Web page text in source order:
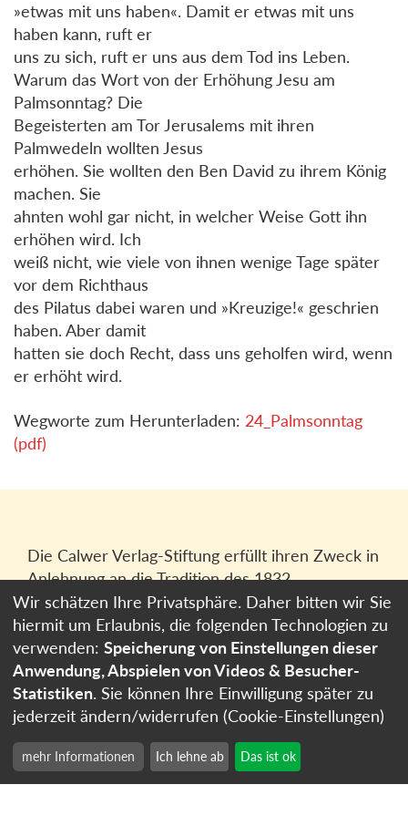
»etwas mit uns haben«. Damit er etwas mit uns
haben kann, ruft er
uns zu sich, ruft er uns aus dem Tod ins Leben.
Warum das Wort von der Erhöhung Jesu am
Palmsonntag? Die
Begeisterten am Tor Jerusalems mit ihren
Palmwedeln wollten Jesus
erhöhen. Sie wollten den Ben David zu ihrem König
machen. Sie
ahnten wohl gar nicht, in welcher Weise Gott ihn
erhöhen wird. Ich
weiß nicht, wie viele von ihnen wenige Tage später
vor dem Richthaus
des Pilatus dabei waren und »Kreuzige!« geschrien
haben. Aber damit
hatten sie doch Recht, dass uns geholfen wird, wenn
er erhöht wird.
Wegworte zum Herunterladen: 24_Palmsonntag
(pdf)
Die Calwer Verlag-Stiftung erfüllt ihren Zweck in
Anlehnung an die Tradition des 1832
gegründeten Calwer Verlagsvereins, der
heutigen Calwer Verlag Bücher und Medien
GmbHin Stuttgart.
Impressum
Datenschutzerklärung
Cookie-Einstellungen
Wir schätzen Ihre Privatsphäre. Daher bitten wir Sie
hiermit um Erlaubnis, die folgenden Technologien zu
verwenden: Speicherung von Einstellungen dieser
Anwendung, Abspielen von Videos & Besucher-
Statistiken. Sie können Ihre Einwilligung später zu
jederzeit ändern/widerrufen (Cookie-Einstellungen)
mehr Informationen Ich lehne ab Das ist ok